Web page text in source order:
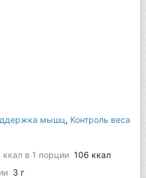
мышц, Контроль веса
ккал в 1 порции 106 ккал
3 г